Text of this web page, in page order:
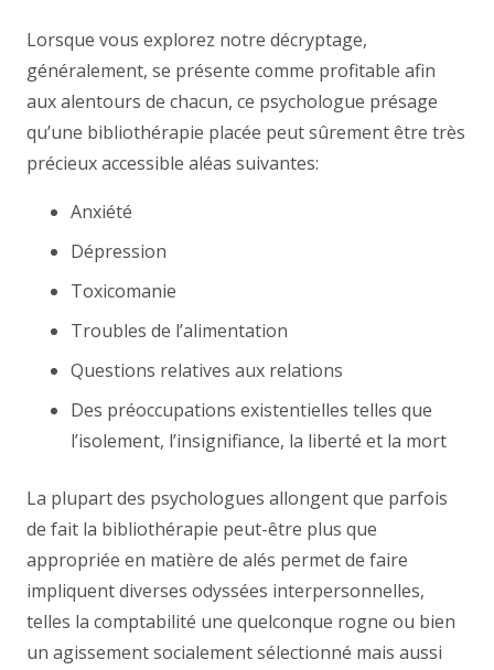
Lorsque vous explorez notre décryptage,
généralement, se présente comme profitable afin
aux alentours de chacun, ce psychologue présage
qu’une bibliothérapie placée peut sûrement être très
précieux accessible aléas suivantes:
Anxiété
Dépression
Toxicomanie
Troubles de l’alimentation
Questions relatives aux relations
Des préoccupations existentielles telles que
l’isolement, l’insignifiance, la liberté et la mort
La plupart des psychologues allongent que parfois
de fait la bibliothérapie peut-être plus que
appropriée en matière de alés permet de faire
impliquent diverses odyssées interpersonnelles,
telles la comptabilité une quelconque rogne ou bien
un agissement socialement sélectionné mais aussi